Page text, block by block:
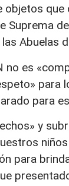
que
Suprema
Abuelas
es
para
para
y
para